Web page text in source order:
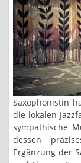
Saxophonistin
die lokalen
sympathische
dessen
Ergänzung der